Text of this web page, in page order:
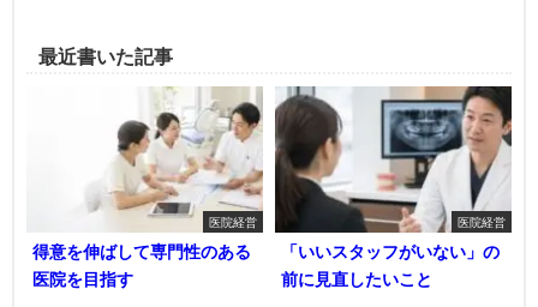
最近書いた記事
医院経営
得意を伸ばして専門性のある
医院を目指す
医院経営
「いいスタッフがいない」の
前に見直したいこと